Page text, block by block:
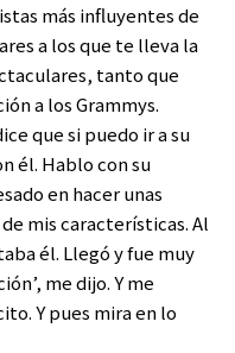
más influyentes de
a los que te lleva la
tanto que
a los Grammys.
que si puedo ir a su
él. Hablo con su
en hacer unas
mis características. Al
él. Llegó y fue muy
me dijo. Y me
Y pues mira en lo